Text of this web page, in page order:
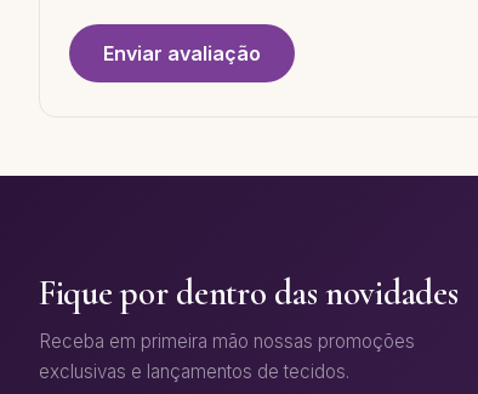
Enviar avaliação
Fique por dentro das novidades
Receba em primeira mão nossas promoções
exclusivas e lançamentos de tecidos.